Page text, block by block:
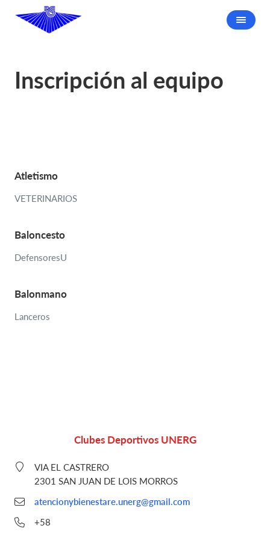
Inscripción al equipo
Atletismo
VETERINARIOS
Baloncesto
DefensoresU
Balonmano
Lanceros
Clubes Deportivos UNERG
VIA EL CASTRERO
2301 SAN JUAN DE LOIS MORROS
atencionybienestare.unerg@gmail.com
+58